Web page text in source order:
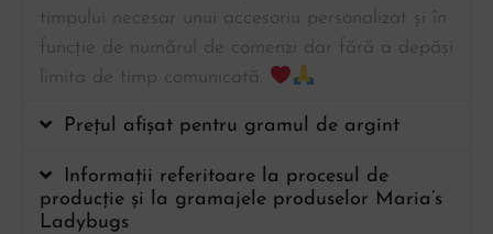
timpului necesar unui accesoriu personalizat și în
funcție de numărul de comenzi dar fără a depăși
limita de timp comunicată.
Prețul afișat pentru gramul de argint
Informații referitoare la procesul de
producție și la gramajele produselor Maria’s
Ladybugs